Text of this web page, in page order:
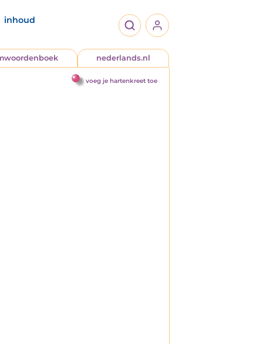
inhoud
nederlands.nl
voeg je hartenkreet toe